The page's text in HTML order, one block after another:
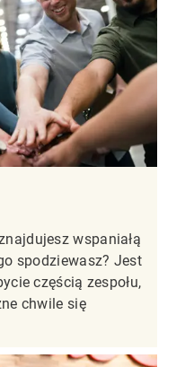
wspaniałą
spodziewasz? Jest
częścią zespołu,
chwile się